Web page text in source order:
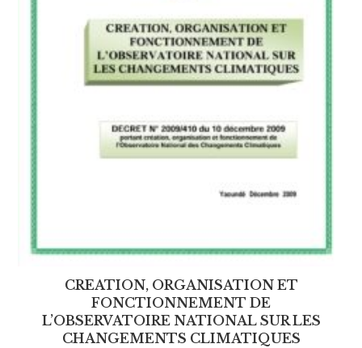
CREATION, ORGANISATION ET
FONCTIONNEMENT DE
L’OBSERVATOIRE NATIONAL SUR LES
CHANGEMENTS CLIMATIQUES